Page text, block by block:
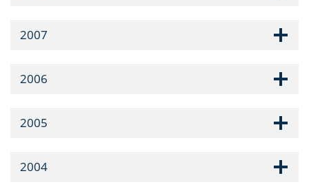
2007
2006
2005
2004